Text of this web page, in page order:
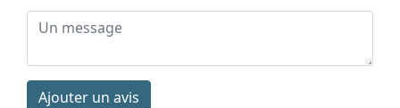
Ajouter un avis